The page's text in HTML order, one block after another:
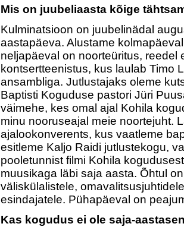
Mis on juubeliaasta kõige
Kulminatsioon on juubelinädal
aastapäeva. Alustame
neljapäeval on noorteüritus, reedel
kontsertteenistus, kus laulab Timo
ansambliga. Jutlustajaks oleme
Baptisti Koguduse pastori Jüri
väimehe, kes omal ajal Kohila
minu nooruseajal meie noortejuht.
ajalookonverents, kus vaatleme
esitleme Kaljo Raidi jutlustekogu,
pooletunnist filmi Kohila
muusikaga läbi saja aasta. Õhtul
väliskülalistele,
esindajatele. Pühapäeval on
Kas kogudus ei ole saja-